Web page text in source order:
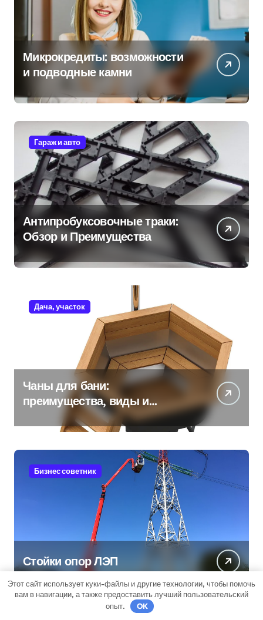
Микрокредиты: возможности
и подводные камни
Гараж и авто
Антипробуксовочные траки:
Обзор и Преимущества
Дача, участок
Чаны для бани:
преимущества, виды и
особенности использования
Бизнес советник
Стойки опор ЛЭП
Этот сайт использует куки-файлы и другие технологии, чтобы помочь
вам в навигации, а также предоставить лучший пользовательский
опыт.
OK